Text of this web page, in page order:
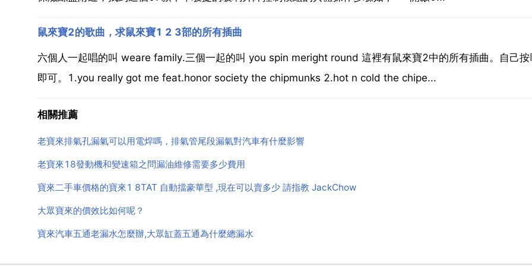
鼠來寶2的歌曲，求鼠來寶1 2 3部的所有插曲
六個人一起唱的叫 weare family.三個一起的叫 you spin meright round 這裡有鼠來寶2中的所有插曲。自己按
即可。1.you really got me feat.honor society the chipmunks 2.hot n cold the chipe...
相關推薦
老寶來排氣孔漏氣可以用電焊嗎，排氣管尾段漏氣對汽車有什麼影響
老寶來18發動機和變速箱之問漏油維修需要多少費用
寶來二手車價格的寶來1 8TAT 自動擋豪華型 ,現在可以賣多少 請指教 JackChow
大眾寶來的價效比如何呢？
寶來汽車五通老漏水怎麼辦,大眾缸蓋五通為什麼總漏水